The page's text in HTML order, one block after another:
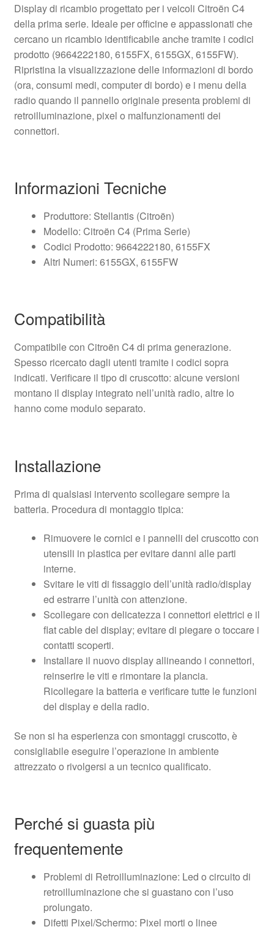
Display di ricambio progettato per i veicoli Citroën C4
della prima serie. Ideale per officine e appassionati che
cercano un ricambio identificabile anche tramite i codici
prodotto (9664222180, 6155FX, 6155GX, 6155FW).
Ripristina la visualizzazione delle informazioni di bordo
(ora, consumi medi, computer di bordo) e i menu della
radio quando il pannello originale presenta problemi di
retroilluminazione, pixel o malfunzionamenti dei
connettori.
Informazioni Tecniche
Produttore: Stellantis (Citroën)
Modello: Citroën C4 (Prima Serie)
Codici Prodotto: 9664222180, 6155FX
Altri Numeri: 6155GX, 6155FW
Compatibilità
Compatibile con Citroën C4 di prima generazione.
Spesso ricercato dagli utenti tramite i codici sopra
indicati. Verificare il tipo di cruscotto: alcune versioni
montano il display integrato nell’unità radio, altre lo
hanno come modulo separato.
Installazione
Prima di qualsiasi intervento scollegare sempre la
batteria. Procedura di montaggio tipica:
Rimuovere le cornici e i pannelli del cruscotto con
utensili in plastica per evitare danni alle parti
interne.
Svitare le viti di fissaggio dell’unità radio/display
ed estrarre l’unità con attenzione.
Scollegare con delicatezza i connettori elettrici e il
flat cable del display; evitare di piegare o toccare i
contatti scoperti.
Installare il nuovo display allineando i connettori,
reinserire le viti e rimontare la plancia.
Ricollegare la batteria e verificare tutte le funzioni
del display e della radio.
Se non si ha esperienza con smontaggi cruscotto, è
consigliabile eseguire l’operazione in ambiente
attrezzato o rivolgersi a un tecnico qualificato.
Perché si guasta più
frequentemente
Problemi di Retroilluminazione: Led o circuito di
retroilluminazione che si guastano con l’uso
prolungato.
Difetti Pixel/Schermo: Pixel morti o linee